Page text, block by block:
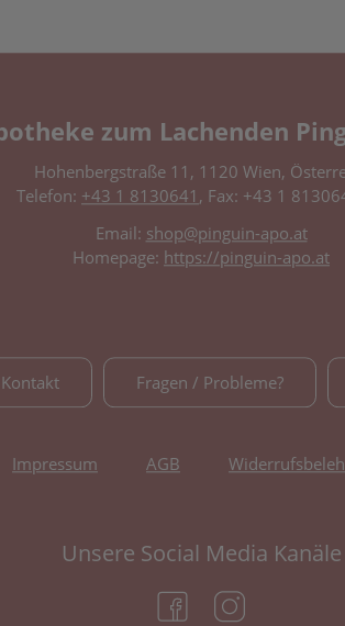
zum Lachenden
Hohenbergstraße 11, 1120 Wien,
Telefon: +43 1 8130641 , Fax: +43 1
Email: shop@pinguin-apo.at
Homepage: https://pinguin-apo.at
Fragen / Probleme?
Impressum AGB
Unsere Social Media Kanäle
(öffnet in neuem Tab)